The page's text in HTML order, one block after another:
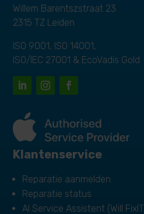
Willem Barentszstraat 23
2315 TZ Leiden
ISO 9001, ISO 14001,
ISO/IEC 27001 & EcoVadis Gold
Klantenservice
Reparatie aanmelden
Reparatie status
AI Service Assistent (Will